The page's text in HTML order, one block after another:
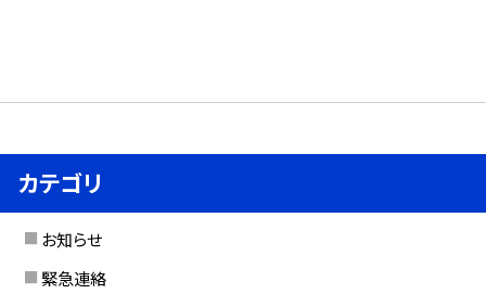
カテゴリ
お知らせ
緊急連絡